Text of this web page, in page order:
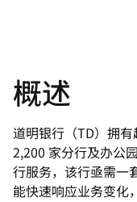
概述
道明银行（TD）拥
2,200 家分行及办公
行服务，该行亟需一
能快速响应业务变化